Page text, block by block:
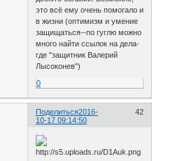
это всё ему очень помогало и
в жизни (оптимизм и умение
защищаться--по гуглю можно
много найти ссылок на дела-
где "защитник Валерий
Лысоконев")
0
Поделиться 42
2016-
10-17 09:14:50